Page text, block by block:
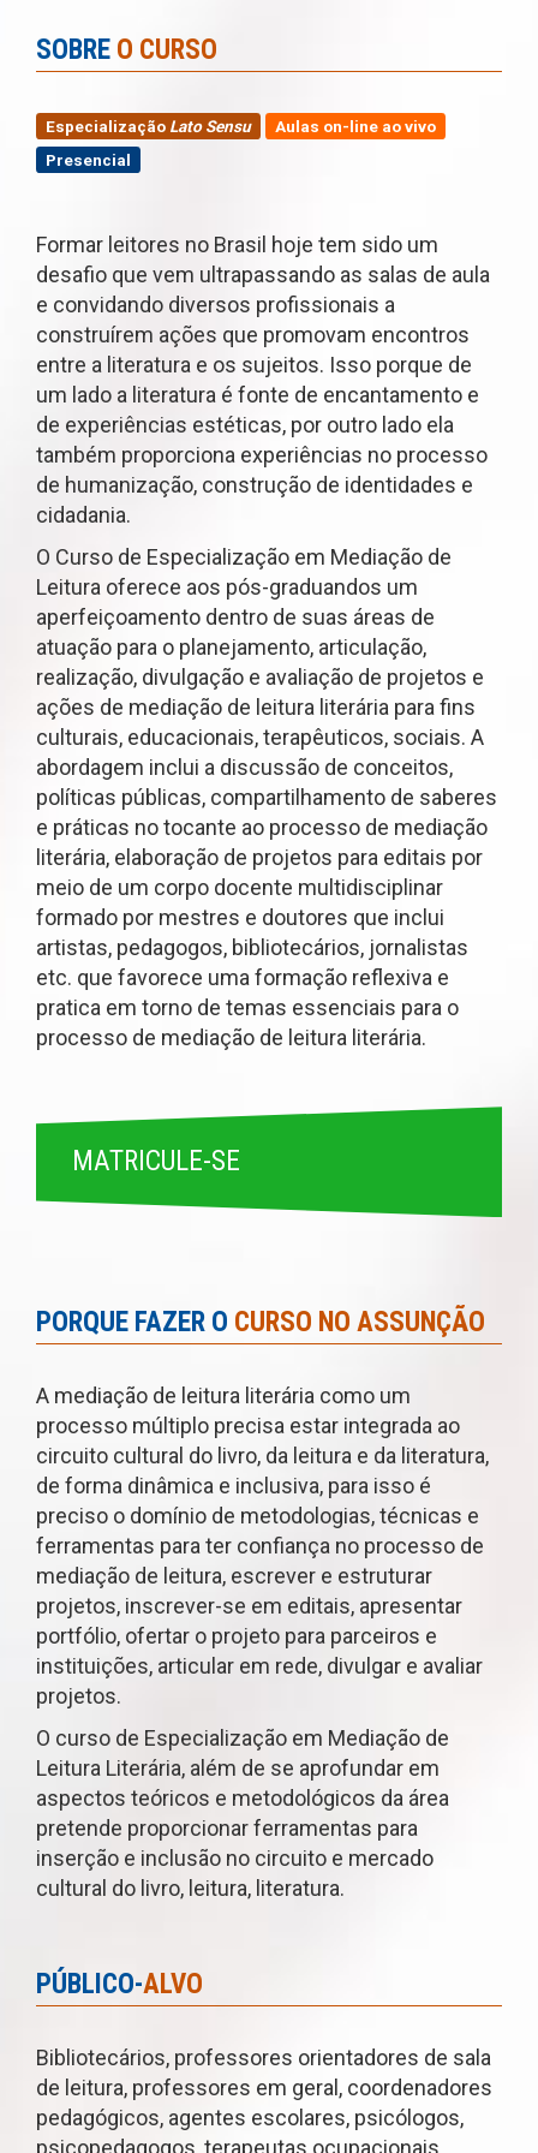
SOBRE O CURSO
Especialização Lato Sensu
Aulas on-line ao vivo
Presencial
Formar leitores no Brasil hoje tem sido um
desafio que vem ultrapassando as salas de aula
e convidando diversos profissionais a
construírem ações que promovam encontros
entre a literatura e os sujeitos. Isso porque de
um lado a literatura é fonte de encantamento e
de experiências estéticas, por outro lado ela
também proporciona experiências no processo
de humanização, construção de identidades e
cidadania.
O Curso de Especialização em Mediação de
Leitura oferece aos pós-graduandos um
aperfeiçoamento dentro de suas áreas de
atuação para o planejamento, articulação,
realização, divulgação e avaliação de projetos e
ações de mediação de leitura literária para fins
culturais, educacionais, terapêuticos, sociais. A
abordagem inclui a discussão de conceitos,
políticas públicas, compartilhamento de saberes
e práticas no tocante ao processo de mediação
literária, elaboração de projetos para editais por
meio de um corpo docente multidisciplinar
formado por mestres e doutores que inclui
artistas, pedagogos, bibliotecários, jornalistas
etc. que favorece uma formação reflexiva e
pratica em torno de temas essenciais para o
processo de mediação de leitura literária.
MATRICULE-SE
PORQUE FAZER O CURSO NO ASSUNÇÃO
A mediação de leitura literária como um
processo múltiplo precisa estar integrada ao
circuito cultural do livro, da leitura e da literatura,
de forma dinâmica e inclusiva, para isso é
preciso o domínio de metodologias, técnicas e
ferramentas para ter confiança no processo de
mediação de leitura, escrever e estruturar
projetos, inscrever-se em editais, apresentar
portfólio, ofertar o projeto para parceiros e
instituições, articular em rede, divulgar e avaliar
projetos.
O curso de Especialização em Mediação de
Leitura Literária, além de se aprofundar em
aspectos teóricos e metodológicos da área
pretende proporcionar ferramentas para
inserção e inclusão no circuito e mercado
cultural do livro, leitura, literatura.
PÚBLICO-ALVO
Bibliotecários, professores orientadores de sala
de leitura, professores em geral, coordenadores
pedagógicos, agentes escolares, psicólogos,